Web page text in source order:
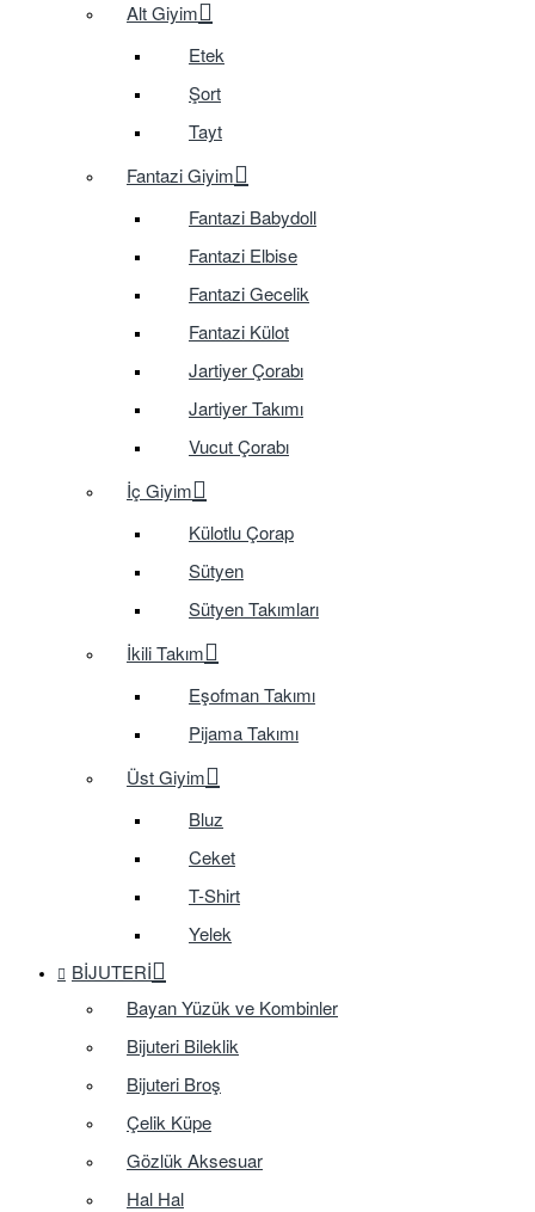
Alt Giyim
Etek
Şort
Tayt
Fantazi Giyim
Fantazi Babydoll
Fantazi Elbise
Fantazi Gecelik
Fantazi Külot
Jartiyer Çorabı
Jartiyer Takımı
Vucut Çorabı
İç Giyim
Külotlu Çorap
Sütyen
Sütyen Takımları
İkili Takım
Eşofman Takımı
Pijama Takımı
Üst Giyim
Bluz
Ceket
T-Shirt
Yelek
BIJUTERI
Bayan Yüzük ve Kombinler
Bijuteri Bileklik
Bijuteri Broş
Çelik Küpe
Gözlük Aksesuar
Hal Hal